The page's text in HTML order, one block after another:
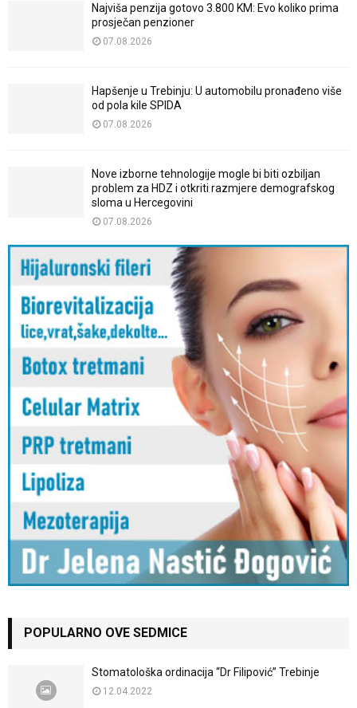
Najviša penzija gotovo 3.800 KM: Evo koliko prima
prosječan penzioner
07.08.2026
Hapšenje u Trebinju: U automobilu pronađeno više
od pola kile SPIDA
07.08.2026
Nove izborne tehnologije mogle bi biti ozbiljan
problem za HDZ i otkriti razmjere demografskog
sloma u Hercegovini
07.08.2026
POPULARNO OVE SEDMICE
Stomatološka ordinacija “Dr Filipović” Trebinje
12.04.2022